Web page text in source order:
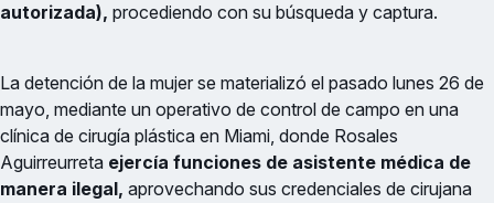
autorizada), procediendo con su búsqueda y captura.
La detención de la mujer se materializó el pasado lunes 26 de
mayo, mediante un operativo de control de campo en una
clínica de cirugía plástica en Miami, donde Rosales
Aguirreurreta ejercía funciones de asistente médica de
manera ilegal, aprovechando sus credenciales de cirujana